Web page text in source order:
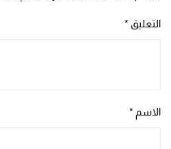
التعليق *
الاسم *